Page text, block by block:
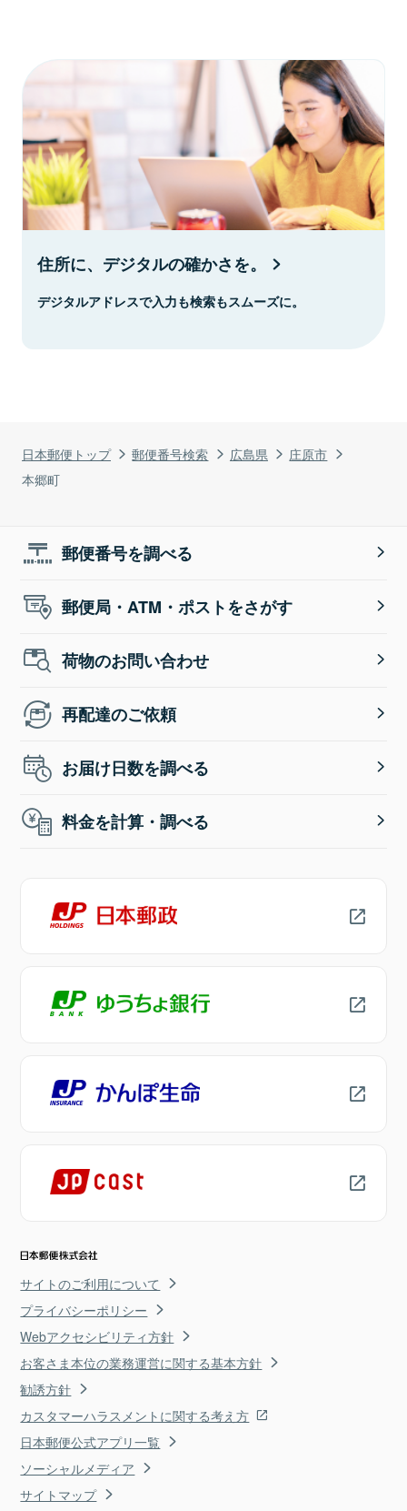
日本郵便トップ 郵便番号検索 広島県
庄原市
本郷町
住所に、デジタルの確かさを。
デジタルアドレスで入力も検索もスムーズに。
郵便番号を調べる
郵便局・ATM・ポストをさがす
荷物のお問い合わせ
再配達のご依頼
お届け日数を調べる
料金を計算・調べる
サイトのご利用について
プライバシーポリシー
Webアクセシビリティ方針
お客さま本位の業務運営に関する基本方針
勧誘方針
カスタマーハラスメントに関する考え方
日本郵便公式アプリ一覧
ソーシャルメディア
サイトマップ